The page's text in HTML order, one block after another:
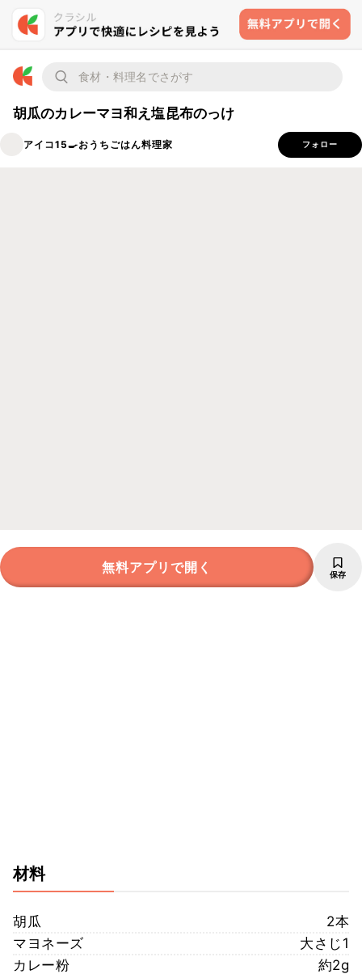
胡瓜のカレーマヨ和え塩昆布のっけ
アイコ15🍳おうちごはん料理家 フォロー
無料アプリで開く 保存
材料
胡瓜
2本
マヨネーズ
大さじ1
カレー粉
約2g